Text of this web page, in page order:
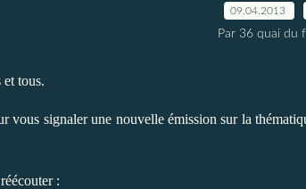
09.04.2013
Par 36 quai du
tous.
vous signaler une nouvelle émission sur la
: